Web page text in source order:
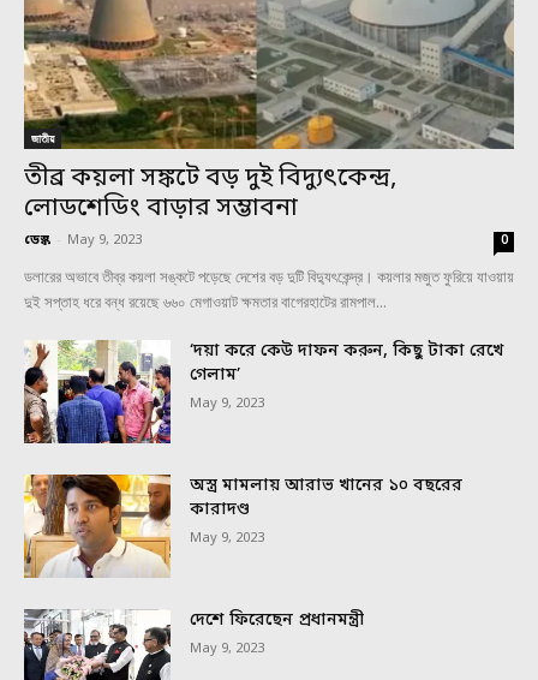
জাতীয়
তীব্র কয়লা সঙ্কটে বড় দুই বিদ্যুৎকেন্দ্র,
লোডশেডিং বাড়ার সম্ভাবনা
ডেস্ক - May 9, 2023 0
ডলারের অভাবে তীব্র কয়লা সঙ্কটে পড়েছে দেশের বড় দুটি বিদ্যুৎকেন্দ্র। কয়লার মজুত ফুরিয়ে যাওয়ায়
দুই সপ্তাহ ধরে বন্ধ রয়েছে ৬৬০ মেগাওয়াট ক্ষমতার বাগেরহাটের রামপাল...
‘দয়া করে কেউ দাফন করুন, কিছু টাকা রেখে
গেলাম’
May 9, 2023
অস্ত্র মামলায় আরাভ খানের ১০ বছরের
কারাদণ্ড
May 9, 2023
দেশে ফিরেছেন প্রধানমন্ত্রী
May 9, 2023